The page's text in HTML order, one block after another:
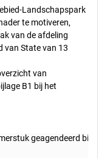
Landschapspark
te motiveren,
van de afdeling
van State van 13
van
B1 bij het
geagendeerd bij de